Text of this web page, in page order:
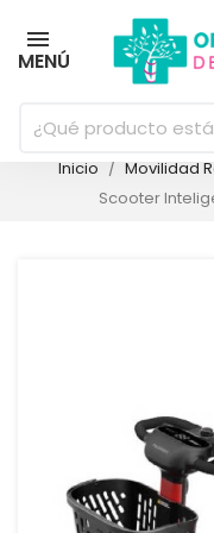
MENÚ
Inicio Movilidad
Scooter